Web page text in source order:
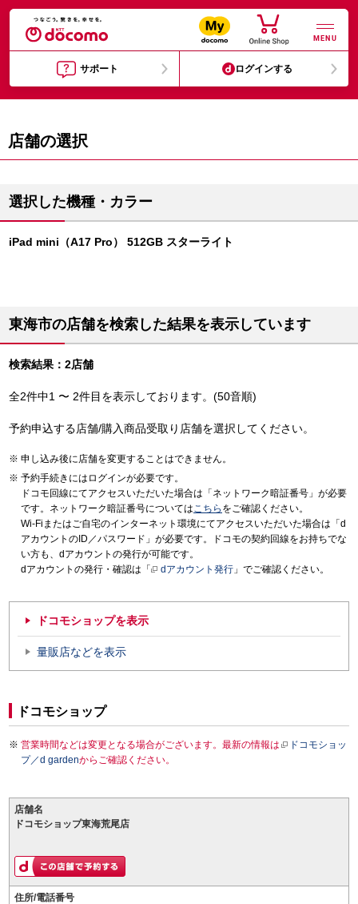
MENU
サポート ログインする
店舗の選択
選択した機種・カラー
iPad mini（A17 Pro） 512GB スターライト
東海市の店舗を検索した結果を表示しています
検索結果：2店舗
全2件中1 〜 2件目を表示しております。(50音順)
予約申込する店舗/購入商品受取り店舗を選択してください。
申し込み後に店舗を変更することはできません。
予約手続きにはログインが必要です。
ドコモ回線にてアクセスいただいた場合は「ネットワーク暗証番号」が必要
です。ネットワーク暗証番号についてはこちら をご確認ください。
Wi-Fiまたはご自宅のインターネット環境にてアクセスいただいた場合は「d
アカウントのID／パスワード」が必要です。ドコモの契約回線をお持ちでな
い方も、dアカウントの発行が可能です。
dアカウントの発行・確認は「
dアカウント発行 」でご確認ください。
ドコモショップを表示
量販店などを表示
ドコモショップ
営業時間などは変更となる場合がございます。最新の情報は
ドコモショッ
プ／d gardenからご確認ください。
店舗名
ドコモショップ東海荒尾店
住所/電話番号